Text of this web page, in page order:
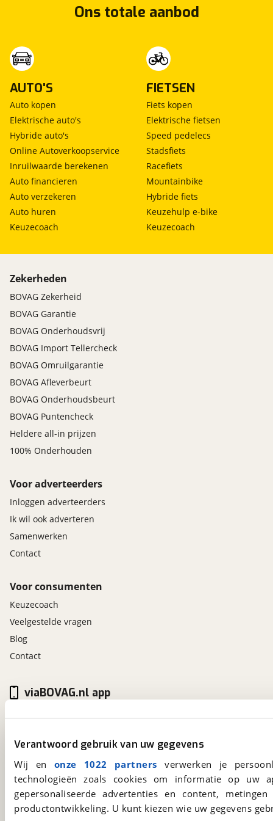
Verantwoord gebruik van uw gegevens
Wij en onze 1022 partners verwerken je
technologieën zoals cookies om informatie op
gepersonaliseerde advertenties en content,
productontwikkeling. U kunt kiezen wie uw gegevens
Ons totale aanbod
AUTO'S
Auto kopen
Elektrische auto's
Hybride auto's
Online Autoverkoopservice
Inruilwaarde berekenen
Auto financieren
Auto verzekeren
Auto huren
Keuzecoach
FIETSEN
Fiets kopen
Elektrische fietsen
Speed pedelecs
Stadsfiets
Racefiets
Mountainbike
Hybride fiets
Keuzehulp e-bike
Keuzecoach
Zekerheden
BOVAG Zekerheid
BOVAG Garantie
BOVAG Onderhoudsvrij
BOVAG Import Tellercheck
BOVAG Omruilgarantie
BOVAG Afleverbeurt
BOVAG Onderhoudsbeurt
BOVAG Puntencheck
Heldere all-in prijzen
100% Onderhouden
Voor adverteerders
Inloggen adverteerders
Ik wil ook adverteren
Samenwerken
Contact
Voor consumenten
Keuzecoach
Veelgestelde vragen
Blog
Contact
viaBOVAG.nl
Kosterijland
3981 AJ Bunnik
Een initiatief van
viaBOVAG.nl app